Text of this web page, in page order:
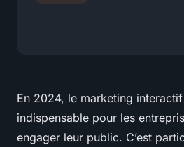
En 2024, le marketing
indispensable pour les
engager leur public. C’est